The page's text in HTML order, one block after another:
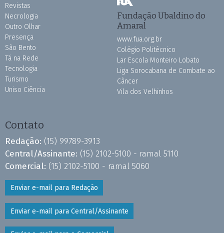
Revistas
Necrologia
Outro Olhar
Presença
São Bento
Tá na Rede
Tecnologia
Turismo
Uniso Ciência
Fundação Ubaldino do
Amaral
www.fua.org.br
Colégio Politécnico
Lar Escola Monteiro Lobato
Liga Sorocabana de Combate ao
Câncer
Vila dos Velhinhos
Contato
Redação: (15) 99789-3913
Central/Assinante: (15) 2102-5100 - ramal 5110
Comercial: (15) 2102-5100 - ramal 5060
Enviar e-mail para Redação
Enviar e-mail para Central/Assinante